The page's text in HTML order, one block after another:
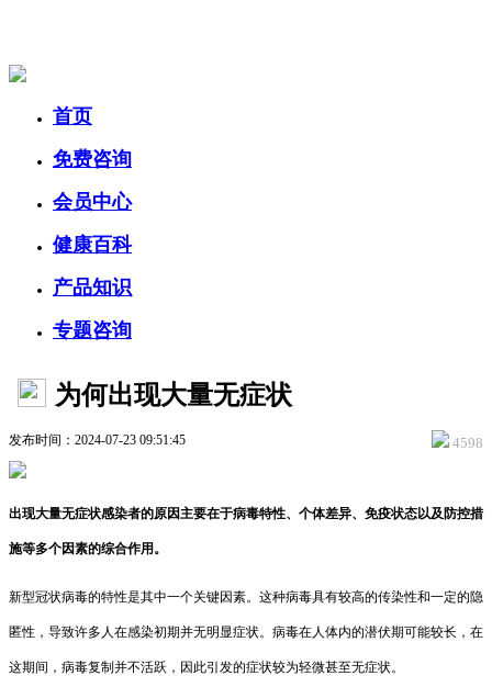
首页
免费咨询
会员中心
健康百科
产品知识
专题咨询
为何出现大量无症状
发布时间：2024-07-23 09:51:45 4598
出现大量无症状感染者的原因主要在于病毒特性、个体差异、免疫状态以及防控措
施等多个因素的综合作用。
新型冠状病毒的特性是其中一个关键因素。这种病毒具有较高的传染性和一定的隐
匿性，导致许多人在感染初期并无明显症状。病毒在人体内的潜伏期可能较长，在
这期间，病毒复制并不活跃，因此引发的症状较为轻微甚至无症状。